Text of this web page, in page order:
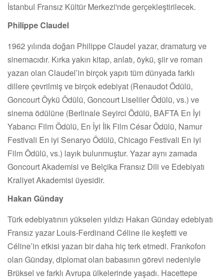
İstanbul Fransız Kültür Merkezi'nde gerçekleştirilecek.
Philippe Claudel
1962 yılında doğan Philippe Claudel yazar, dramaturg ve
sinemacıdır. Kırka yakın kitap, anlatı, öykü, şiir ve roman
yazarı olan Claudel’in birçok yapıtı tüm dünyada farklı
dillere çevrilmiş ve birçok edebiyat (Renaudot Ödülü,
Goncourt Öykü Ödülü, Goncourt Liseliler Ödülü, vs.) ve
sinema ödülüne (Berlinale Seyirci Ödülü, BAFTA En İyi
Yabancı Film Ödülü, En İyi İlk Film César Ödülü, Namur
Festivali En iyi Senaryo Ödülü, Chicago Festivali En iyi
Film Ödülü, vs.) layık bulunmuştur. Yazar aynı zamada
Goncourt Akademisi ve Belçika Fransız Dili ve Edebiyatı
Kraliyet Akademisi üyesidir.
Hakan Günday
Türk edebiyatının yükselen yıldızı Hakan Günday edebiyatı
Fransız yazar Louis-Ferdinand Céline ile keşfetti ve
Céline’in etkisi yazarı bir daha hiç terk etmedi. Frankofon
olan Günday, diplomat olan babasının görevi nedeniyle
Brüksel ve farklı Avrupa ülkelerinde yaşadı. Hacettepe